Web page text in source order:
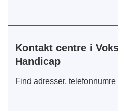
Kontakt centre i
Handicap
Find adresser,